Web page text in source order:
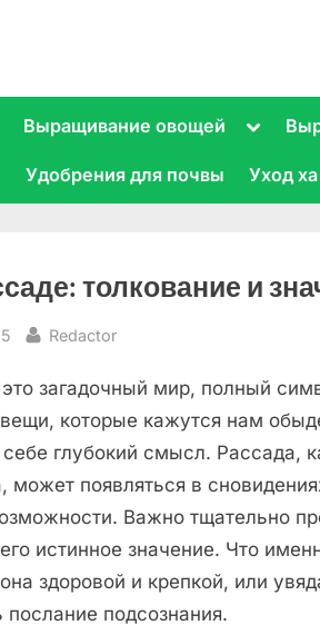
Выращивание овощей
Toggle
Удобрения для почвы Уход
толкование и
By
Redactor
загадочный мир, полный
которые кажутся нам
себе глубокий смысл. Рассада,
может появляться в
Важно тщательно
истинное значение. Что
здоровой и крепкой, или
послание подсознания.